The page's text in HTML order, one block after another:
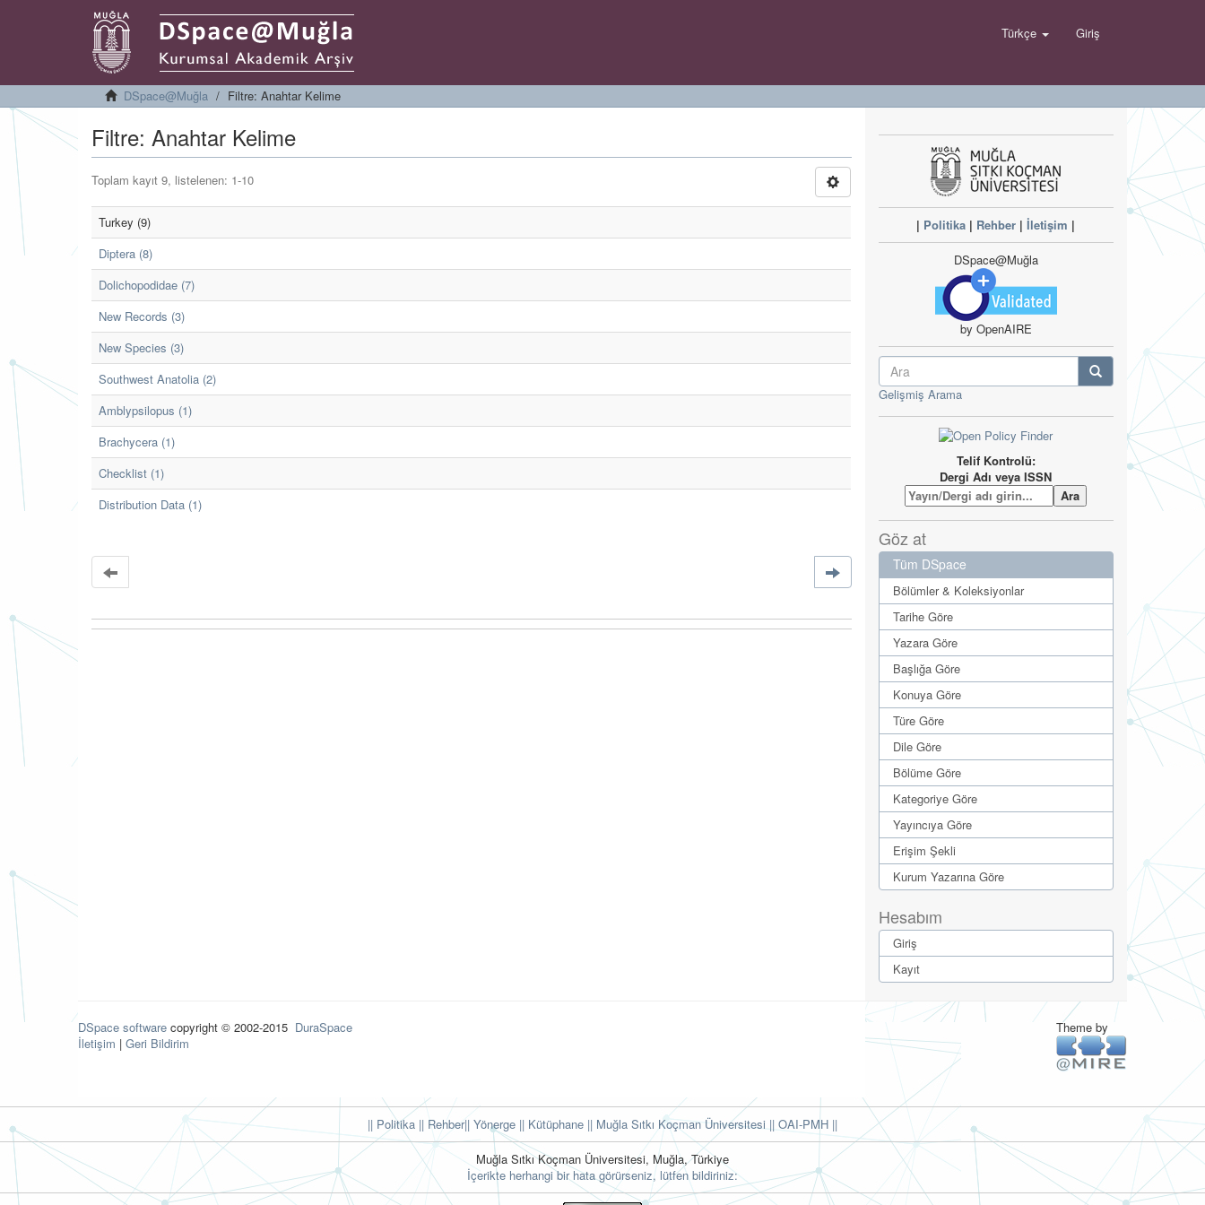
Türkçe Giriş
DSpace@Muğla Filtre: Anahtar Kelime
Filtre: Anahtar Kelime
Toplam kayıt 9, listelenen: 1-10
Turkey (9)
Diptera (8)
Dolichopodidae (7)
New Records (3)
New Species (3)
Southwest Anatolia (2)
Amblypsilopus (1)
Brachycera (1)
Checklist (1)
Distribution Data (1)
| Politika | Rehber |İletişim |
DSpace@Muğla
by OpenAIRE
Gelişmiş Arama
Telif Kontrolü:
Dergi Adı veya ISSN
Göz at
Tüm DSpace
Bölümler & Koleksiyonlar
Tarihe Göre
Yazara Göre
Başlığa Göre
Konuya Göre
Türe Göre
Dile Göre
Bölüme Göre
Kategoriye Göre
Yayıncıya Göre
Erişim Şekli
Kurum Yazarına Göre
Hesabım
Giriş
Kayıt
DSpace software copyright © 2002-2015 DuraSpace
İletişim | Geri Bildirim
Theme by
|| Politika || Rehber|| Yönerge || Kütüphane || Muğla Sıtkı Koçman Üniversitesi || OAI-PMH ||
Muğla Sıtkı Koçman Üniversitesi, Muğla, Türkiye
İçerikte herhangi bir hata görürseniz, lütfen bildiriniz: